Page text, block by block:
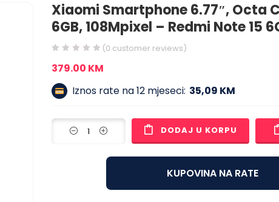
Xiaomi Smartphone 6.77″, Octa
6GB, 108Mpixel – Redmi Note 15
(0 customer reviews)
379.00 KM
Iznos rate na 12 mjeseci: 35,09 KM
DODAJ U KORPU
KUPOVINA NA RATE